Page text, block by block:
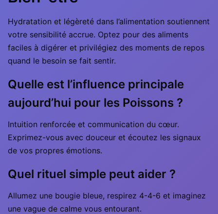
Hydratation et légèreté dans l’alimentation soutiennent
votre sensibilité accrue. Optez pour des aliments
faciles à digérer et privilégiez des moments de repos
quand le besoin se fait sentir.
Quelle est l’influence principale
aujourd’hui pour les Poissons ?
Intuition renforcée et communication du cœur.
Exprimez-vous avec douceur et écoutez les signaux
de vos propres émotions.
Quel rituel simple peut aider ?
Allumez une bougie bleue, respirez 4-4-6 et imaginez
une vague de calme vous entourant.